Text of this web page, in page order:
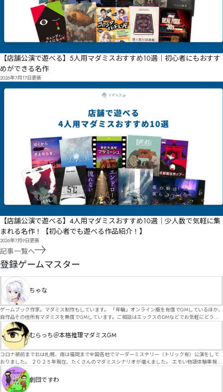
【店舗公演で遊べる】5人用マダミスおすすめ10選｜初心者にもおすす
めができる名作
2026年7月17日更新
【店舗公演で遊べる】4人用マダミスおすすめ10選｜少人数で気軽に集
まれる名作！【初心者でも遊べる作品紹介！】
2026年7月9日更新
記事一覧へ
GM
登録ゲームマスター
ちゃな
ゲームブック作家。マダミス制作もしています。 「年輪」オンライン版を有償でGMしているほか、
自作品その他所有マダミスを無償でGMしています。ご相談はエックスのDMなどでお気軽にどう
ぞ。
むらっち＠本格推理マダミスGM
コロナ禍前まで北は札幌、南は福岡まで全国各地でマーダーミステリー（トリック有）公演をして
おりました。 ２０２５年現在、たくさんのマダミスシナリオが増えました。 エモい物語体験重視の
シナリオがマダミス・マーダーミステリーというジャンル名でたくさんあるため、そのようなシナ
リオは簡単に遊べます。 しかし、２～３時間ずっと考え＆議論して、見たことないトリックが解け
る閃きや犯人として逃げ切る楽しみのある本格推理マーダーミステリーを見つけることが難しくな
劇団ですわ